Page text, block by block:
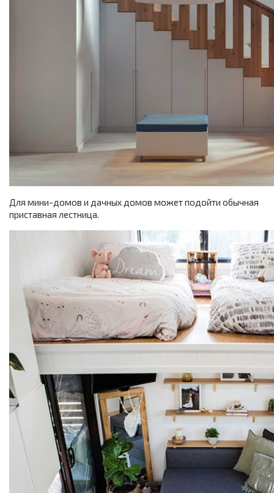
Для мини-домов и дачных домов может подойти обычная
приставная лестница.